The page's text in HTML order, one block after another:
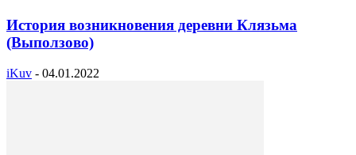
История возникновения деревни Клязьма
(Выползово)
iKuv - 04.01.2022